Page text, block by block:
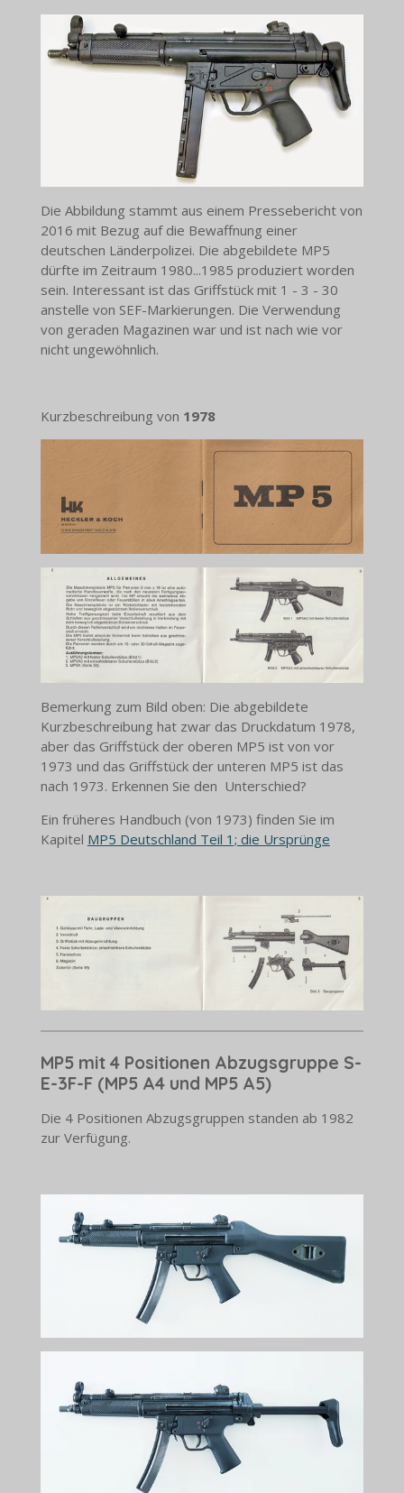
Die Abbildung stammt aus einem Pressebericht von
2016 mit Bezug auf die Bewaffnung einer
deutschen Länderpolizei. Die abgebildete MP5
dürfte im Zeitraum 1980...1985 produziert worden
sein. Interessant ist das Griffstück mit 1 - 3 - 30
anstelle von SEF-Markierungen. Die Verwendung
von geraden Magazinen war und ist nach wie vor
nicht ungewöhnlich.
Kurzbeschreibung von 1978
Bemerkung zum Bild oben: Die abgebildete
Kurzbeschreibung hat zwar das Druckdatum 1978,
aber das Griffstück der oberen MP5 ist von vor
1973 und das Griffstück der unteren MP5 ist das
nach 1973. Erkennen Sie den Unterschied?
Ein früheres Handbuch (von 1973) finden Sie im
Kapitel MP5 Deutschland Teil 1; die Ursprünge
MP5 mit 4 Positionen Abzugsgruppe S-
E-3F-F (MP5 A4 und MP5 A5)
Die 4 Positionen Abzugsgruppen standen ab 1982
zur Verfügung.